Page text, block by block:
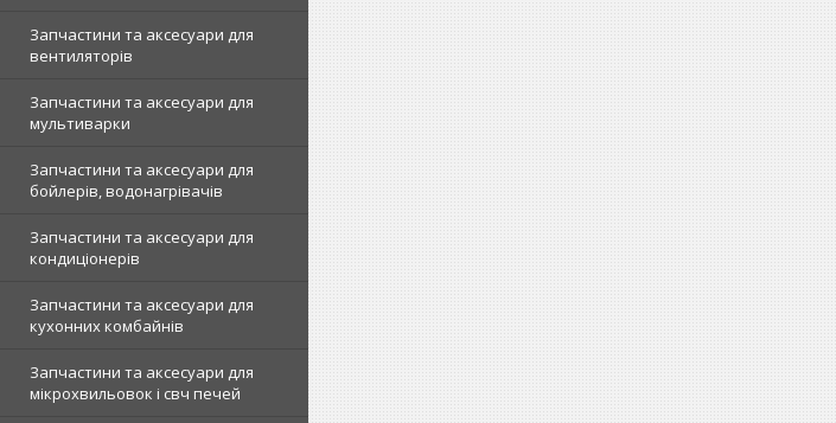
Запчастини та аксесуари для
вентиляторів
Запчастини та аксесуари для
мультиварки
Запчастини та аксесуари для
бойлерів, водонагрівачів
Запчастини та аксесуари для
кондиціонерів
Запчастини та аксесуари для
кухонних комбайнів
Запчастини та аксесуари для
мікрохвильовок і свч печей